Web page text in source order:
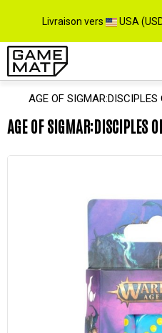
Livraison vers USA
AGE OF
AGE OF SIGMAR:DISCIPLES